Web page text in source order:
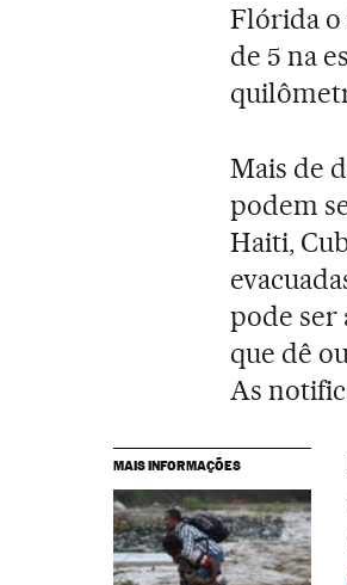
Flórida o
de 5 na
Mais de
podem
Haiti,
pode ser
que dê
As
MAIS INFORMAÇÕES